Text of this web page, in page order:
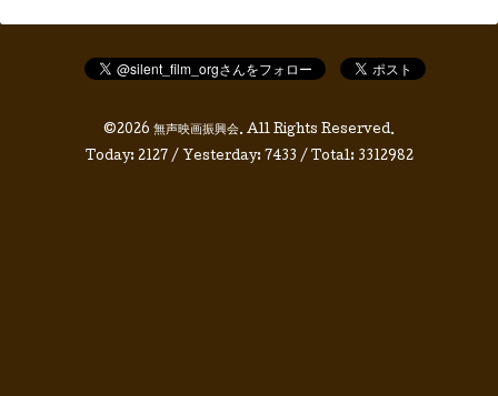
©2026 無声映画振興会. All Rights Reserved.
Today: 2127 / Yesterday: 7433 / Total: 3312982